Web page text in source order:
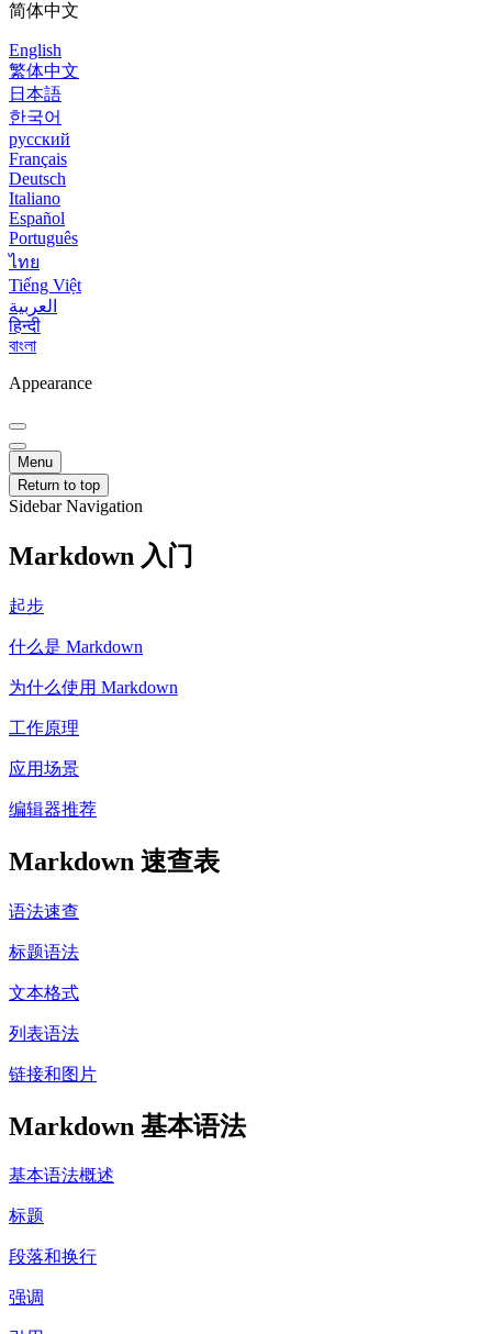
简体中文
English
繁体中文
日本語
한국어
русский
Français
Deutsch
Italiano
Español
Português
ไทย
Tiếng Việt
العربية
हिन्दी
বাংলা
Appearance
Menu
Return to top
Sidebar Navigation
Markdown 入门
起步
什么是 Markdown
为什么使用 Markdown
工作原理
应用场景
编辑器推荐
Markdown 速查表
语法速查
标题语法
文本格式
列表语法
链接和图片
Markdown 基本语法
基本语法概述
标题
段落和换行
强调